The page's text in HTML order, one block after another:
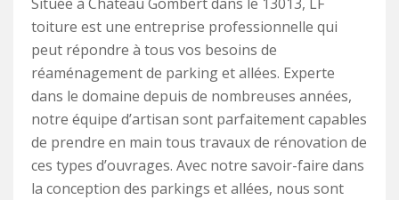
toiture est une entreprise professionnelle qui
peut répondre à tous vos besoins de
réaménagement de parking et allées. Experte
dans le domaine depuis de nombreuses années,
notre équipe d’artisan sont parfaitement capables
de prendre en main tous travaux de rénovation de
ces types d’ouvrages. Avec notre savoir-faire dans
la conception des parkings et allées, nous sont